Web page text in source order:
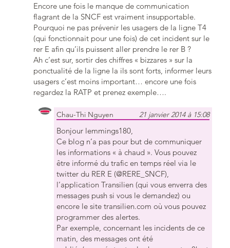
Encore une fois le manque de communication
flagrant de la SNCF est vraiment insupportable.
Pourquoi ne pas prévenir les usagers de la ligne T4
(qui fonctionnait pour une fois) de cet incident sur le
rer E afin qu’ils puissent aller prendre le rer B ?
Ah c’est sur, sortir des chiffres « bizzares » sur la
ponctualité de la ligne la ils sont forts, informer leurs
usagers c’est moins important… encore une fois
regardez la RATP et prenez exemple….
Chau-Thi Nguyen 21 janvier 2014 à 15:08
Bonjour lemmings180,
Ce blog n’a pas pour but de communiquer
les informations « à chaud ». Vous pouvez
être informé du trafic en temps réel via le
twitter du RER E (@RERE_SNCF),
l’application Transilien (qui vous enverra des
messages push si vous le demandez) ou
encore le site transilien.com où vous pouvez
programmer des alertes.
Par exemple, concernant les incidents de ce
matin, des messages ont été